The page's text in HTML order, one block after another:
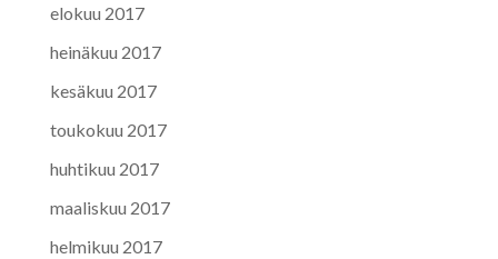
elokuu 2017
heinäkuu 2017
kesäkuu 2017
toukokuu 2017
huhtikuu 2017
maaliskuu 2017
helmikuu 2017